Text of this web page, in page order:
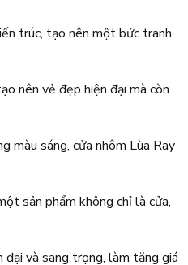
trúc, tạo nên một bức tranh
nên vẻ đẹp hiện đại mà còn
màu sáng, cửa nhôm Lùa Ray
sản phẩm không chỉ là cửa,
đại và sang trọng, làm tăng giá